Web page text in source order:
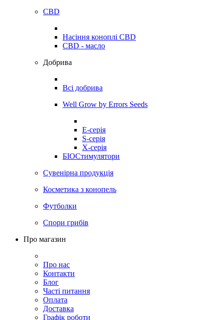
CBD
Насіння коноплі CBD
CBD - масло
Добрива
Всі добрива
Well Grow by Errors Seeds
E-серія
S-серія
X-серія
БІОСтимулятори
Сувенірна продукція
Косметика з конопель
Футболки
Спори грибів
Про магазин
Про нас
Контакти
Блог
Часті питання
Оплата
Доставка
Графік роботи